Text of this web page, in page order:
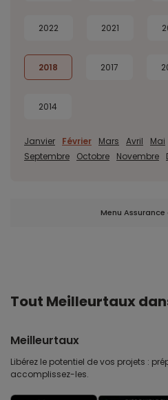
2022 2021
2018 2017
2014
Janvier Février Mars Avril Mai
Septembre
Octobre Novembre
Menu
Tout Meilleurtaux
Meilleurtaux
Libérez le potentiel de vos projets :
accomplissez-les.